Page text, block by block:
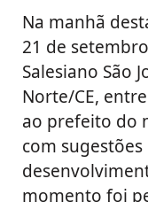
Na manhã
21 de
Salesiano São
Norte/CE,
ao prefeito do
com
momento foi